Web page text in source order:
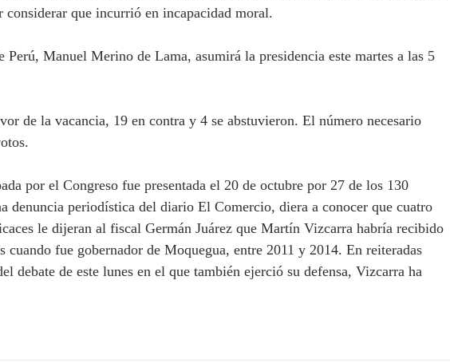
que incurrió en incapacidad moral.
Perú, Manuel Merino de Lama, asumirá la presidencia este martes a las 5
de la vacancia, 19 en contra y 4 se abstuvieron. El número necesario
por el Congreso fue presentada el 20 de octubre por 27 de los 130
denuncia periodística del diario El Comercio, diera a conocer que cuatro
le dijeran al fiscal Germán Juárez que Martín Vizcarra habría recibido
cuando fue gobernador de Moquegua, entre 2011 y 2014. En reiteradas
debate de este lunes en el que también ejerció su defensa, Vizcarra ha